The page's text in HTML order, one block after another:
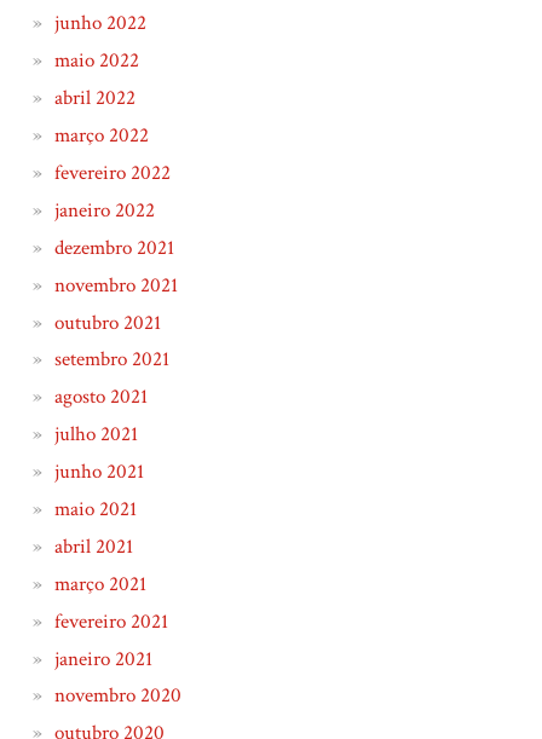
junho 2022
maio 2022
abril 2022
março 2022
fevereiro 2022
janeiro 2022
dezembro 2021
novembro 2021
outubro 2021
setembro 2021
agosto 2021
julho 2021
junho 2021
maio 2021
abril 2021
março 2021
fevereiro 2021
janeiro 2021
novembro 2020
outubro 2020